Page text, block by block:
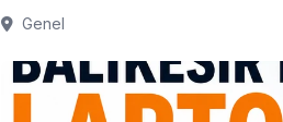
Genel